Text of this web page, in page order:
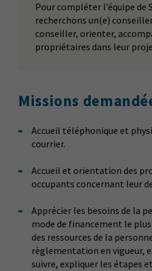
Pour compléter l’équipe de
recherchons un(e)
conseiller, orienter,
propriétaires dans leur
Missions
Accueil téléphonique et
courrier.
Accueil et orientation des
occupants concernant leur
Apprécier les besoins de la
mode de financement le
des ressources de la
règlementation en vigueur,
suivre, expliquer les étapes